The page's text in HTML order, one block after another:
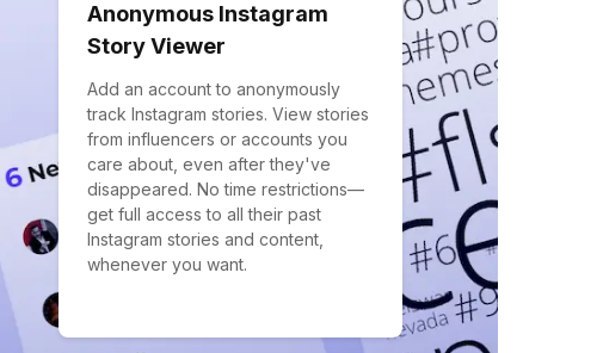
Anonymous Instagram
Story Viewer
Add an account to anonymously
track Instagram stories. View stories
from influencers or accounts you
care about, even after they've
disappeared. No time restrictions—
get full access to all their past
Instagram stories and content,
whenever you want.